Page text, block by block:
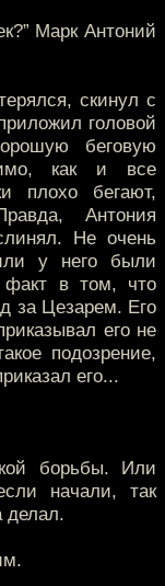
Марк Антоний
скинул с
головой
беговую
как и все
плохо бегают,
Антония
Не очень
у него были
факт в том, что
за Цезарем. Его
его не
подозрение,
его...
борьбы. Или
начали, так
делал.